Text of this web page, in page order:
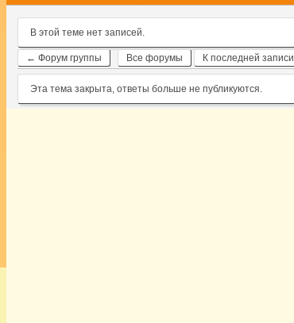
В этой теме нет записей.
← Форум группы Все форумы К последней записи
Эта тема закрыта, ответы больше не публикуются.